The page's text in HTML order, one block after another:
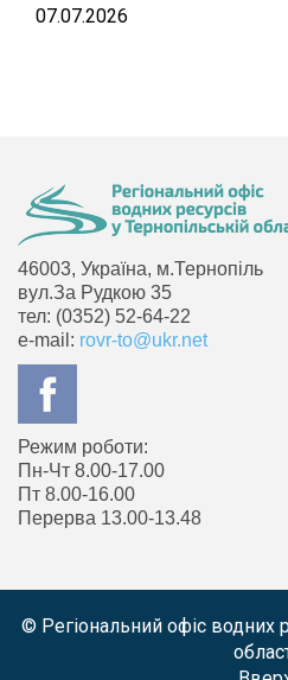
07.07.2026
46003, Україна, м.Тернопіль
вул.За Рудкою 35
тел: (0352) 52-64-22
e-mail: rovr-to@ukr.net
Режим роботи:
Пн-Чт 8.00-17.00
Пт 8.00-16.00
Перерва 13.00-13.48
© Регіональний офіс водних